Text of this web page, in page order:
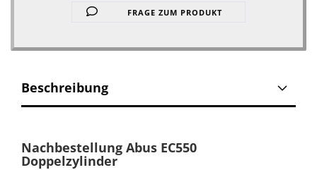
FRAGE ZUM PRODUKT
Beschreibung
Nachbestellung Abus EC550
Doppelzylinder